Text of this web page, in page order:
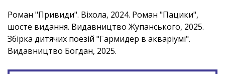
Роман "Привиди". Віхола, 2024. Роман "Пацики",
шосте видання. Видавництво Жупанського, 2025.
Збірка дитячих поезій "Гармидер в акваріумі".
Видавництво Богдан, 2025.